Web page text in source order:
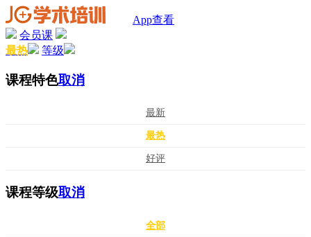
App查看
会员课
最热
等级
课程特色取消
最新
最热
好评
课程等级取消
全部